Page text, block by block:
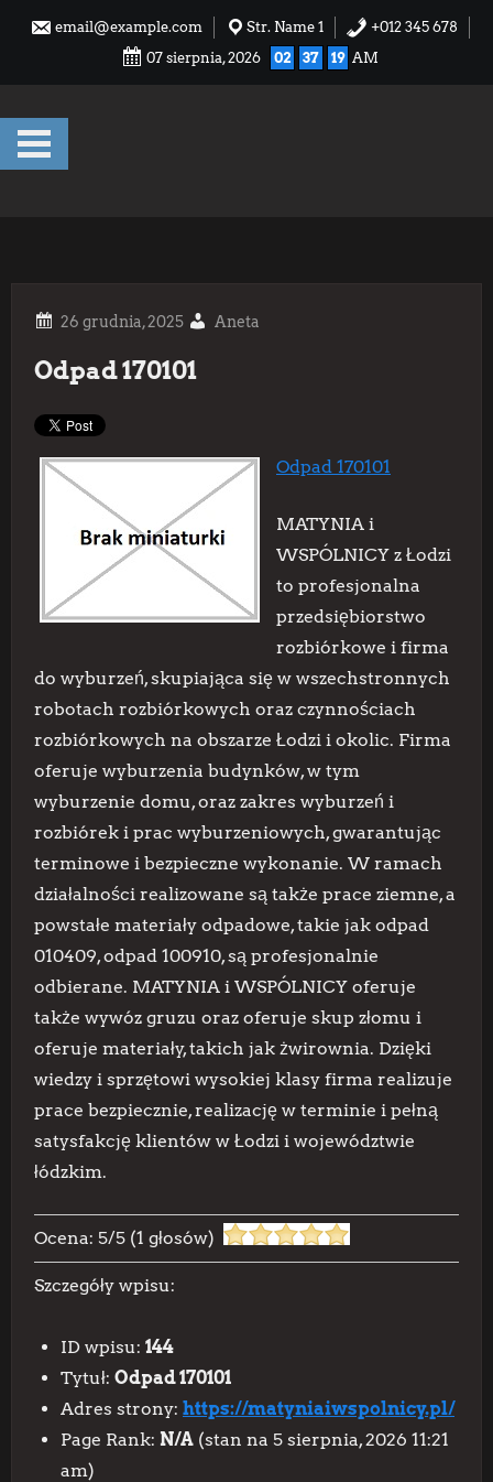
email@example.com Str. Name 1
+012 345 678
07 sierpnia, 2026
02 37 20 AM
Aneta
Odpad 170101
Odpad 170101
MATYNIA i
WSPÓLNICY z Łodzi
to profesjonalna
przedsiębiorstwo
rozbiórkowe i firma
do wyburzeń, skupiająca się w wszechstronnych
robotach rozbiórkowych oraz czynnościach
rozbiórkowych na obszarze Łodzi i okolic. Firma
oferuje wyburzenia budynków, w tym
wyburzenie domu, oraz zakres wyburzeń i
rozbiórek i prac wyburzeniowych, gwarantując
terminowe i bezpieczne wykonanie. W ramach
działalności realizowane są także prace ziemne, a
powstałe materiały odpadowe, takie jak odpad
010409, odpad 100910, są profesjonalnie
odbierane. MATYNIA i WSPÓLNICY oferuje
także wywóz gruzu oraz oferuje skup złomu i
oferuje materiały, takich jak żwirownia. Dzięki
wiedzy i sprzętowi wysokiej klasy firma realizuje
prace bezpiecznie, realizację w terminie i pełną
satysfakcję klientów w Łodzi i województwie
łódzkim.
Ocena: 5/5 (1 głosów)
Szczegóły wpisu:
ID wpisu: 144
Tytuł: Odpad 170101
Adres strony: https://matyniaiwspolnicy.pl/
Page Rank: N/A (stan na 5 sierpnia, 2026 11:21
am)